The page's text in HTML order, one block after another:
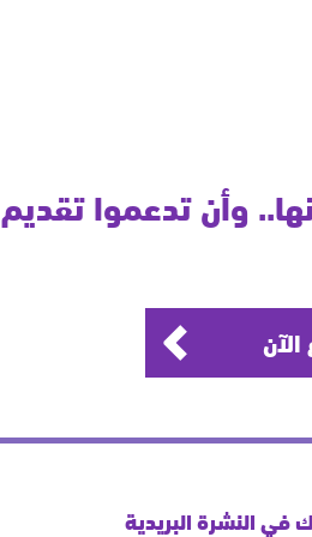
وأن تدعموا
الآن
في النشرة البريدية